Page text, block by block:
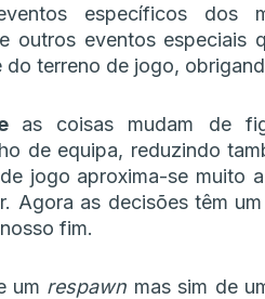
específicos dos
outros eventos especiais
do terreno de jogo,
as coisas mudam de
de equipa, reduzindo
jogo aproxima-se muito
Agora as decisões têm
fim.
um respawn mas sim de